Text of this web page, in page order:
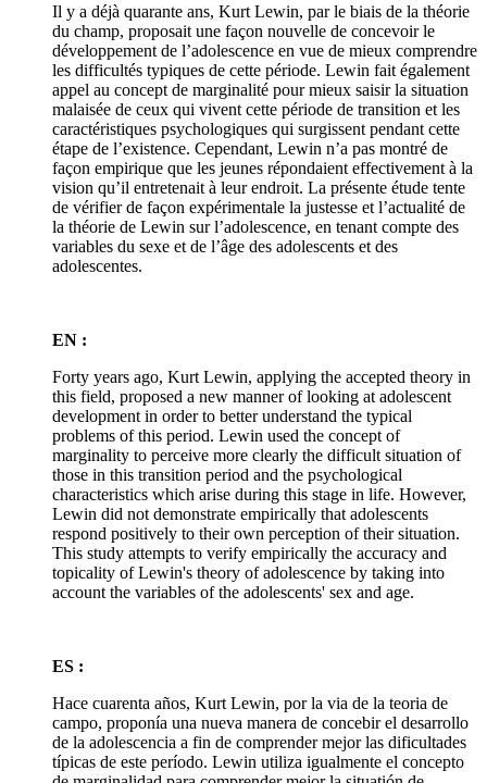
Il y a déjà quarante ans, Kurt Lewin, par le biais de la théorie
du champ, proposait une façon nouvelle de concevoir le
développement de l’adolescence en vue de mieux comprendre
les difficultés typiques de cette période. Lewin fait également
appel au concept de marginalité pour mieux saisir la situation
malaisée de ceux qui vivent cette période de transition et les
caractéristiques psychologiques qui surgissent pendant cette
étape de l’existence. Cependant, Lewin n’a pas montré de
façon empirique que les jeunes répondaient effectivement à la
vision qu’il entretenait à leur endroit. La présente étude tente
de vérifier de façon expérimentale la justesse et l’actualité de
la théorie de Lewin sur l’adolescence, en tenant compte des
variables du sexe et de l’âge des adolescents et des
adolescentes.
EN :
Forty years ago, Kurt Lewin, applying the accepted theory in
this field, proposed a new manner of looking at adolescent
development in order to better understand the typical
problems of this period. Lewin used the concept of
marginality to perceive more clearly the difficult situation of
those in this transition period and the psychological
characteristics which arise during this stage in life. However,
Lewin did not demonstrate empirically that adolescents
respond positively to their own perception of their situation.
This study attempts to verify empirically the accuracy and
topicality of Lewin's theory of adolescence by taking into
account the variables of the adolescents' sex and age.
ES :
Hace cuarenta años, Kurt Lewin, por la via de la teoria de
campo, proponía una nueva manera de concebir el desarrollo
de la adolescencia a fin de comprender mejor las dificultades
típicas de este período. Lewin utiliza igualmente el concepto